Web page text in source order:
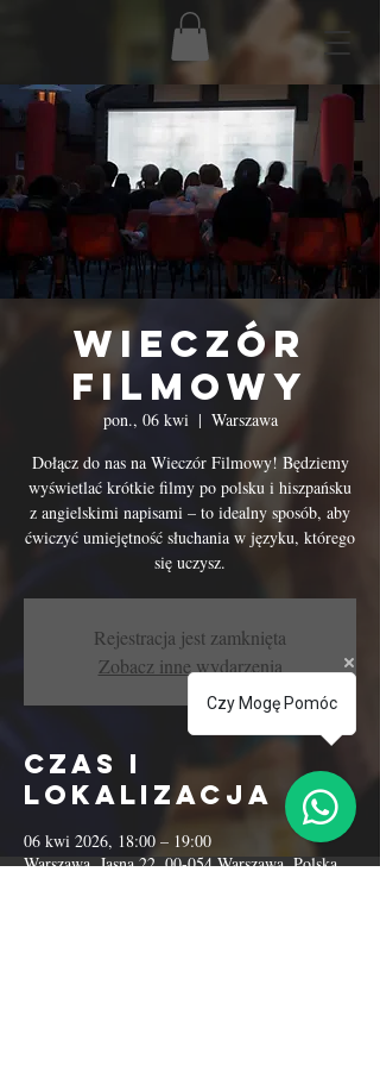
Wieczór
Filmowy
pon., 06 kwi
  |
Warszawa
Dołącz do nas na Wieczór Filmowy! Będziemy
wyświetlać krótkie filmy po polsku i hiszpańsku
z angielskimi napisami – to idealny sposób, aby
ćwiczyć umiejętność słuchania w języku, którego
się uczysz.
Rejestracja jest zamknięta
Zobacz inne wydarzenia
Czas i
lokalizacja
06 kwi 2026, 18:00 – 19:00
Warszawa, Jasna 22, 00-054 Warszawa, Polska
Czy Mogę Pomóc